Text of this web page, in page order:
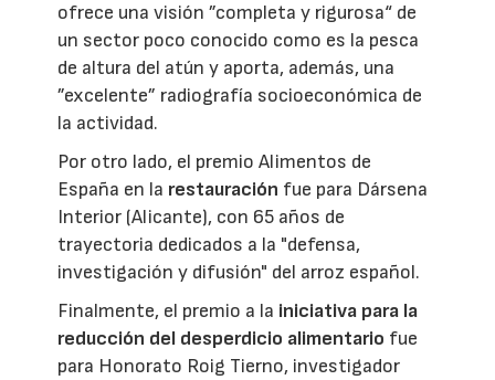
ofrece una visión ”completa y rigurosa“ de
un sector poco conocido como es la pesca
de altura del atún y aporta, además, una
”excelente” radiografía socioeconómica de
la actividad.
Por otro lado, el premio Alimentos de
España en la restauración fue para Dársena
Interior (Alicante), con 65 años de
trayectoria dedicados a la "defensa,
investigación y difusión" del arroz español.
Finalmente, el premio a la iniciativa para la
reducción del desperdicio alimentario fue
para Honorato Roig Tierno, investigador